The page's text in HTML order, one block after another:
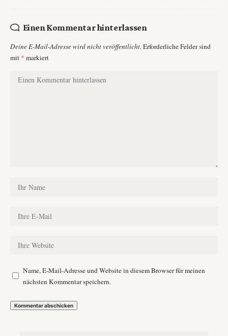
Einen Kommentar hinterlassen
Deine E-Mail-Adresse wird nicht veröffentlicht. Erforderliche Felder sind
mit * markiert
Name, E-Mail-Adresse und Website in diesem Browser für meinen
nächsten Kommentar speichern.